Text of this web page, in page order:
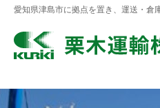
愛知県津島市に拠点を置き、運送・倉